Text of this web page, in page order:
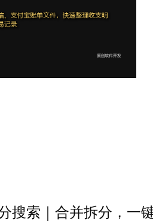
搜索｜合并拆分，一